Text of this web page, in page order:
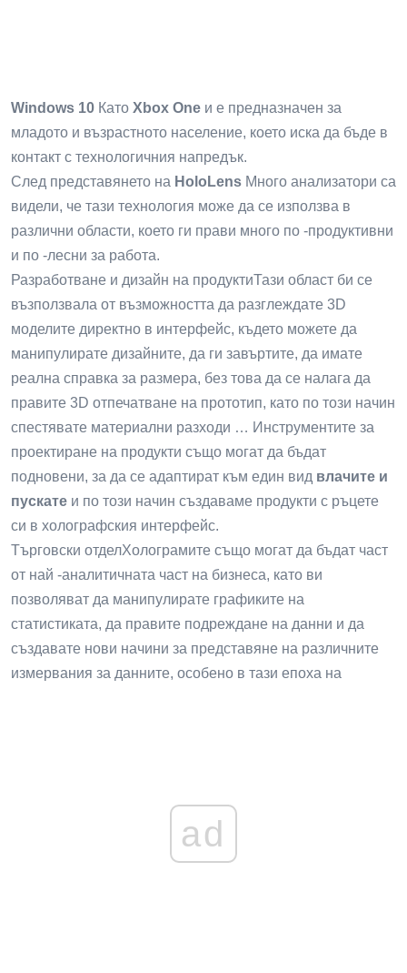
Windows 10 Като Xbox One и е предназначен за
младото и възрастното население, което иска да бъде в
контакт с технологичния напредък.
След представянето на HoloLens Много анализатори са
видели, че тази технология може да се използва в
различни области, което ги прави много по -продуктивни
и по -лесни за работа.
Разработване и дизайн на продуктиТази област би се
възползвала от възможността да разглеждате 3D
моделите директно в интерфейс, където можете да
манипулирате дизайните, да ги завъртите, да имате
реална справка за размера, без това да се налага да
правите 3D отпечатване на прототип, като по този начин
спестявате материални разходи … Инструментите за
проектиране на продукти също могат да бъдат
подновени, за да се адаптират към един вид влачите и
пускате и по този начин създаваме продукти с ръцете
си в холографския интерфейс.
Търговски отделХолограмите също могат да бъдат част
от най -аналитичната част на бизнеса, като ви
позволяват да манипулирате графиките на
статистиката, да правите подреждане на данни и да
създавате нови начини за представяне на различните
измервания за данните, особено в тази епоха на
ad